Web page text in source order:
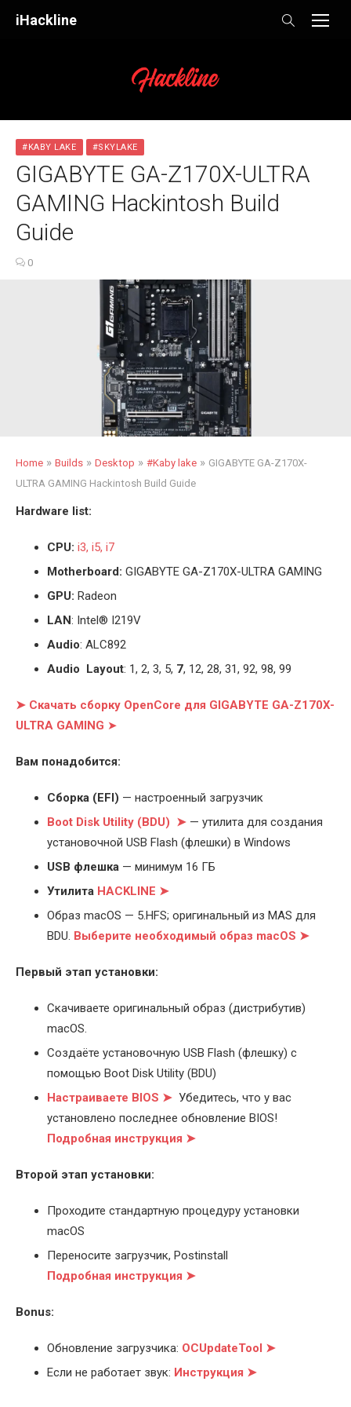
iHackline
#KABY LAKE #SKYLAKE
GIGABYTE GA-Z170X-ULTRA
GAMING Hackintosh Build
Guide
0
Home » Builds » Desktop » #Kaby lake » GIGABYTE GA-Z170X-
ULTRA GAMING Hackintosh Build Guide
Hardware list:
CPU: i3, i5, i7
Motherboard: GIGABYTE GA-Z170X-ULTRA GAMING
GPU: Radeon
LAN: Intel® I219V
Audio: ALC892
Audio Layout: 1, 2, 3, 5, 7, 12, 28, 31, 92, 98, 99
➤ Скачать сборку OpenCore для GIGABYTE GA-Z170X-
ULTRA GAMING ➤
Вам понадобится:
Cборка (EFI) — настроенный загрузчик
Boot Disk Utility (BDU) ➤ — утилита для создания
установочной USB Flash (флешки) в Windows
USB флешка — минимум 16 ГБ
Утилита HACKLINE ➤
Образ macOS — 5.HFS; оригинальный из MAS для
BDU. Выберите необходимый образ macOS ➤
Первый этап установки:
Скачиваете оригинальный образ (дистрибутив)
macOS.
Создаёте установочную USB Flash (флешку) с
помощью Boot Disk Utility (BDU)
Настраиваете BIOS ➤ Убедитесь, что у вас
установлено последнее обновление BIOS!
Подробная инструкция ➤
Второй этап установки:
Проходите стандартную процедуру установки
macOS
Переносите загрузчик, Postinstall
Подробная инструкция ➤
Bonus:
Обновление загрузчика: OCUpdateTool ➤
Если не работает звук: Инструкция ➤